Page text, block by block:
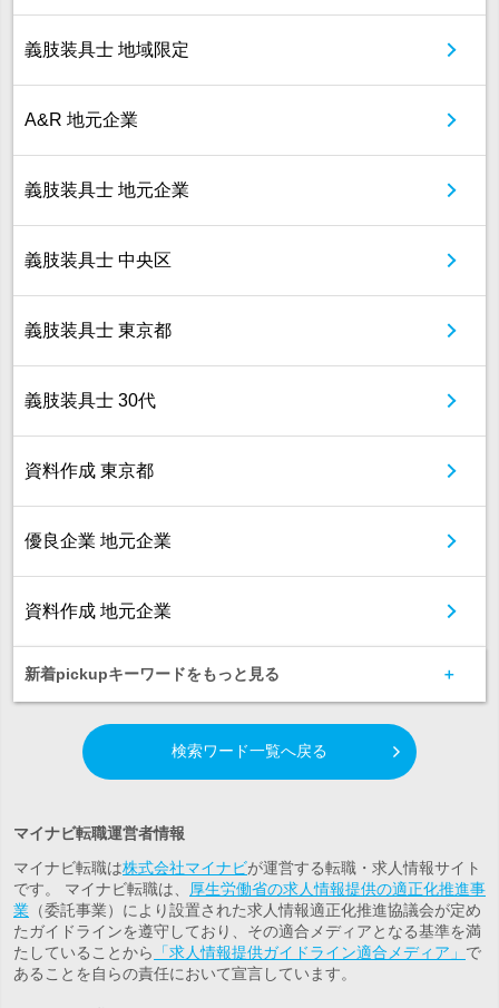
義肢装具士 地域限定
A&R 地元企業
義肢装具士 地元企業
義肢装具士 中央区
義肢装具士 東京都
義肢装具士 30代
資料作成 東京都
優良企業 地元企業
資料作成 地元企業
新着pickupキーワードをもっと見る
検索ワード一覧へ戻る
マイナビ転職運営者情報
マイナビ転職は株式会社マイナビが運営する転職・求人情報サイト
です。 マイナビ転職は、
厚生労働省の求人情報提供の適正化推進事
業 （委託事業）により設置された求人情報適正化推進協議会が定め
たガイドラインを遵守しており、その適合メディアとなる基準を満
たしていることから
「求人情報提供ガイドライン適合メディア」 で
あることを自らの責任において宣言しています。